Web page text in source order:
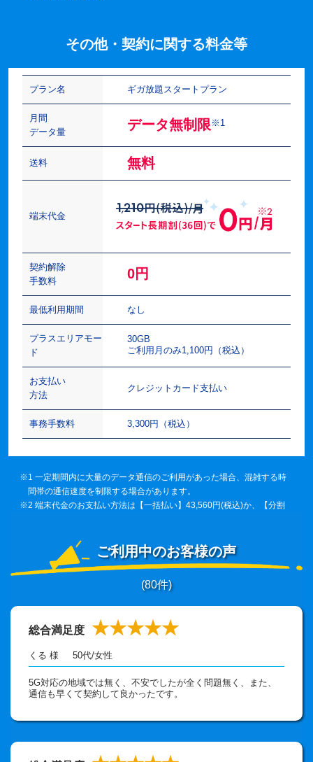
その他・契約に関する料金等
プラン名 ギガ放題スタートプラン
月間
データ量
データ無制限 ※1
送料 無料
端末代金
契約解除
手数料
0円
最低利用期間 なし
プラスエリアモー
ド
30GB
ご利用月のみ1,100円（税込）
お支払い
方法
クレジットカード支払い
事務手数料 3,300円（税込）
※1 一定期間内に大量のデータ通信のご利用があった場合、混雑する時
間帯の通信速度を制限する場合があります。
※2 端末代金のお支払い方法は【一括払い】43,560円(税込)か、【分割
め、36ヶ月のご利用で端末代は実質0円でご利用いただけます。
ご利用中のお客様の声
(80件)
総合満足度 ★★★★★
くる 様 50代/女性
5G対応の地域では無く、不安でしたが全く問題無く、また、
通信も早くて契約して良かったです。